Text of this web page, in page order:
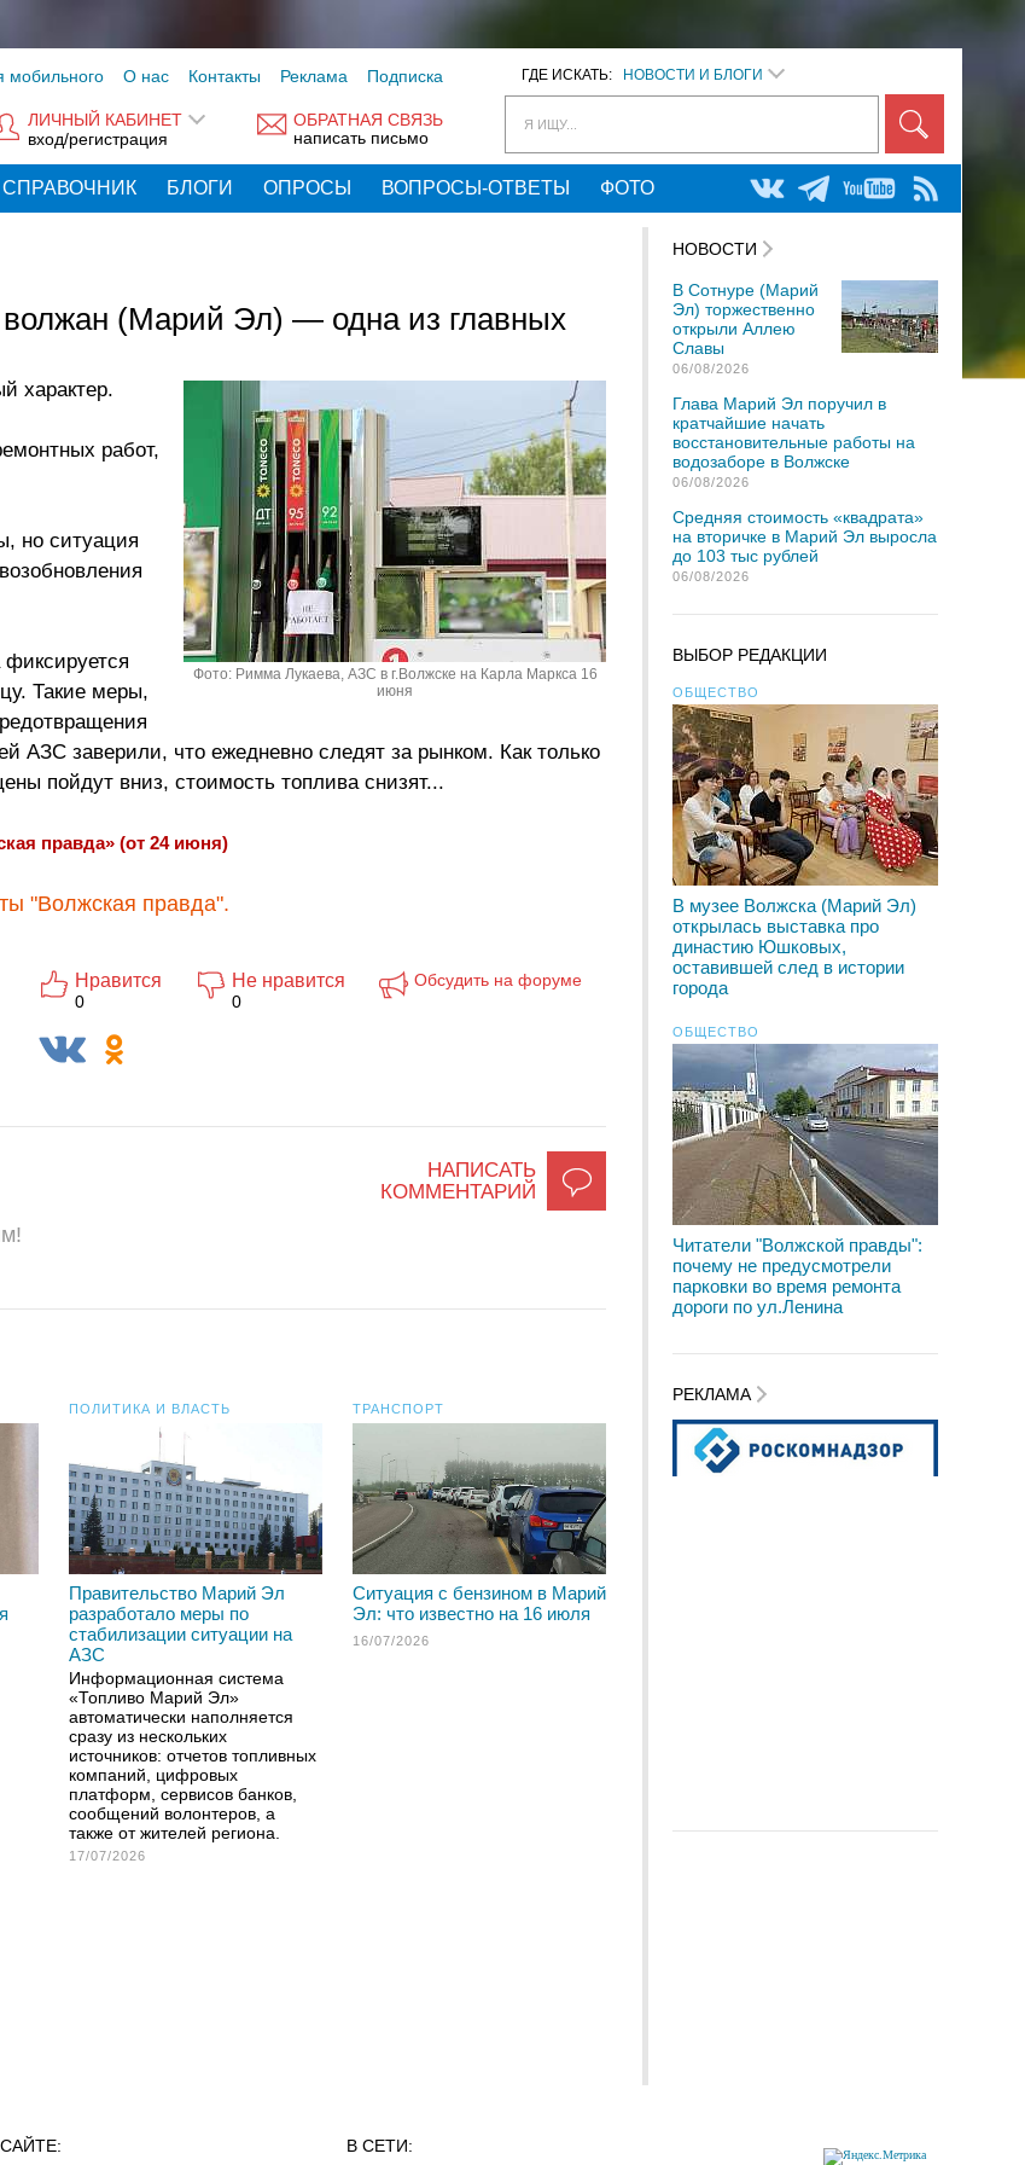
ГДЕ ИСКАТЬ: НОВОСТИ И БЛОГИ
Я ИЩУ...
мобильного О нас Контакты Реклама Подписка
ОБРАТНАЯ СВЯЗЬ
написать письмо
ЛИЧНЫЙ КАБИНЕТ
вход/регистрация
СПРАВОЧНИК БЛОГИ ОПРОСЫ ВОПРОСЫ-ОТВЕТЫ ФОТО
(Марий Эл) — одна из главных
Фото: Римма Лукаева, АЗС в г.Волжске на Карла Маркса 16
июня
характер.
работ,
но ситуация
Такие меры,
АЗС заверили, что ежедневно следят за рынком. Как только
пойдут вниз, стоимость топлива снизят...
правда» (от 24 июня)
"Волжская правда".
Нравится
0
Не нравится
0
Обсудить на форуме
НАПИСАТЬ
КОММЕНТАРИЙ
ПОЛИТИКА И ВЛАСТЬ
Правительство Марий Эл
разработало меры по
стабилизации ситуации на
АЗС
Информационная система
«Топливо Марий Эл»
автоматически наполняется
сразу из нескольких
источников: отчетов топливных
компаний, цифровых
платформ, сервисов банков,
сообщений волонтеров, а
также от жителей региона.
17/07/2026
ТРАНСПОРТ
Ситуация с бензином в Марий
Эл: что известно на 16 июля
16/07/2026
НОВОСТИ
В Сотнуре (Марий
Эл) торжественно
открыли Аллею
Славы
06/08/2026
Глава Марий Эл поручил в
кратчайшие начать
восстановительные работы на
водозаборе в Волжске
06/08/2026
Средняя стоимость «квадрата»
на вторичке в Марий Эл выросла
до 103 тыс рублей
06/08/2026
ВЫБОР РЕДАКЦИИ
ОБЩЕСТВО
В музее Волжска (Марий Эл)
открылась выставка про
династию Юшковых,
оставившей след в истории
города
ОБЩЕСТВО
Читатели "Волжской правды":
почему не предусмотрели
парковки во время ремонта
дороги по ул.Ленина
РЕКЛАМА
В СЕТИ: